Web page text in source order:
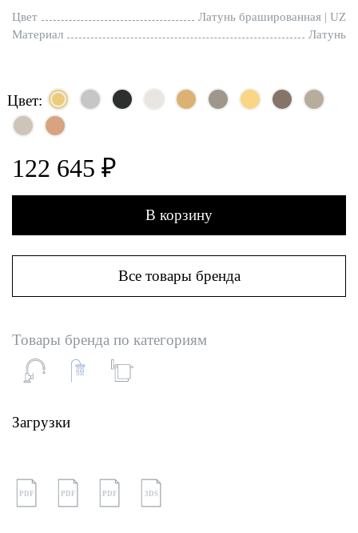
Цвет
Латунь брашированная | UZ
Материал
Латунь
Цвет:
122 645 ₽
В корзину
Все товары бренда
Товары бренда по категориям
Загрузки
PDF PDF PDF 3DS